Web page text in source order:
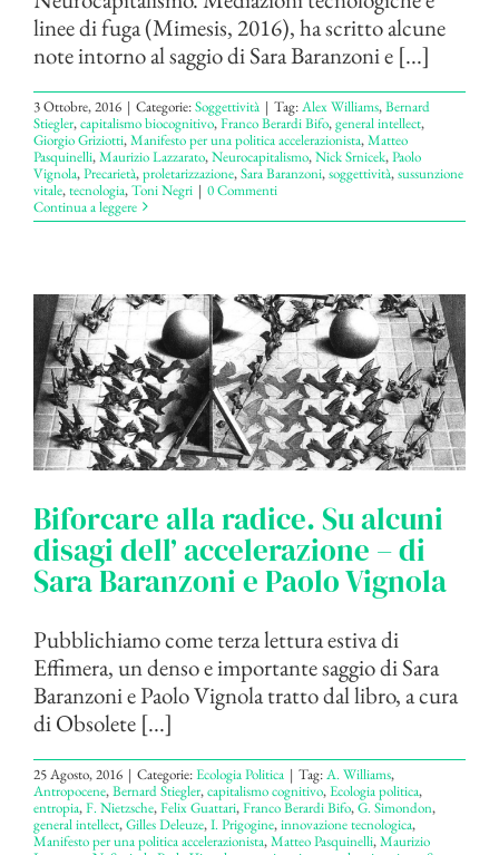
linee di fuga (Mimesis, 2016), ha scritto alcune
note intorno al saggio di Sara Baranzoni e [...]
3 Ottobre, 2016 | Categorie:Soggettività | Tag:Alex Williams,Bernard
Stiegler,capitalismo biocognitivo,Franco Berardi Bifo,general intellect,
Giorgio Griziotti,Manifesto per una politica accelerazionista,Matteo
Pasquinelli,Maurizio Lazzarato,Neurocapitalismo,Nick Srnicek,Paolo
Vignola,Precarietà,proletarizzazione,Sara Baranzoni,soggettività,sussunzione
vitale,tecnologia,Toni Negri | 0 Commenti
Continua a leggere
Biforcare alla radice. Su alcuni
disagi dell’ accelerazione – di
Sara Baranzoni e Paolo Vignola
Pubblichiamo come terza lettura estiva di
Effimera, un denso e importante saggio di Sara
Baranzoni e Paolo Vignola tratto dal libro, a cura
di Obsolete [...]
25 Agosto, 2016 | Categorie:Ecologia Politica | Tag:A. Williams,
Antropocene,Bernard Stiegler,capitalismo cognitivo,Ecologia politica,
entropia,F. Nietzsche,Felix Guattari,Franco Berardi Bifo,G. Simondon,
general intellect,Gilles Deleuze,I. Prigogine,innovazione tecnologica,
Manifesto per una politica accelerazionista,Matteo Pasquinelli,Maurizio